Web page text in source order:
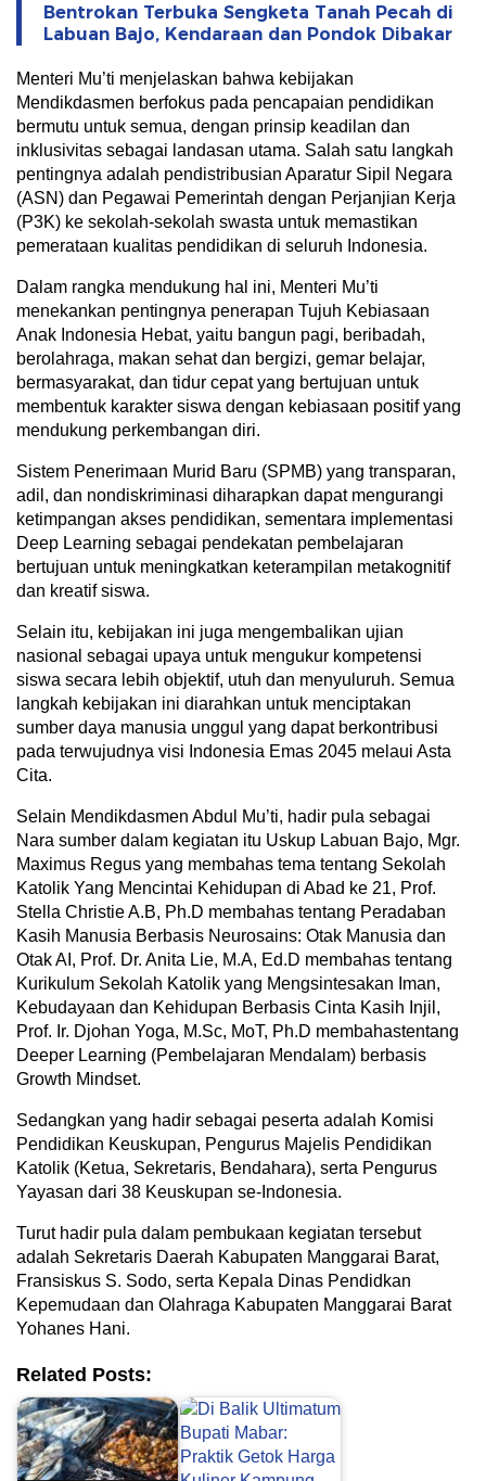
Bentrokan Terbuka Sengketa Tanah Pecah di
Labuan Bajo, Kendaraan dan Pondok Dibakar
Menteri Mu’ti menjelaskan bahwa kebijakan
Mendikdasmen berfokus pada pencapaian pendidikan
bermutu untuk semua, dengan prinsip keadilan dan
inklusivitas sebagai landasan utama. Salah satu langkah
pentingnya adalah pendistribusian Aparatur Sipil Negara
(ASN) dan Pegawai Pemerintah dengan Perjanjian Kerja
(P3K) ke sekolah-sekolah swasta untuk memastikan
pemerataan kualitas pendidikan di seluruh Indonesia.
Dalam rangka mendukung hal ini, Menteri Mu’ti
menekankan pentingnya penerapan Tujuh Kebiasaan
Anak Indonesia Hebat, yaitu bangun pagi, beribadah,
berolahraga, makan sehat dan bergizi, gemar belajar,
bermasyarakat, dan tidur cepat yang bertujuan untuk
membentuk karakter siswa dengan kebiasaan positif yang
mendukung perkembangan diri.
Sistem Penerimaan Murid Baru (SPMB) yang transparan,
adil, dan nondiskriminasi diharapkan dapat mengurangi
ketimpangan akses pendidikan, sementara implementasi
Deep Learning sebagai pendekatan pembelajaran
bertujuan untuk meningkatkan keterampilan metakognitif
dan kreatif siswa.
Selain itu, kebijakan ini juga mengembalikan ujian
nasional sebagai upaya untuk mengukur kompetensi
siswa secara lebih objektif, utuh dan menyuluruh. Semua
langkah kebijakan ini diarahkan untuk menciptakan
sumber daya manusia unggul yang dapat berkontribusi
pada terwujudnya visi Indonesia Emas 2045 melaui Asta
Cita.
Selain Mendikdasmen Abdul Mu’ti, hadir pula sebagai
Nara sumber dalam kegiatan itu Uskup Labuan Bajo, Mgr.
Maximus Regus yang membahas tema tentang Sekolah
Katolik Yang Mencintai Kehidupan di Abad ke 21, Prof.
Stella Christie A.B, Ph.D membahas tentang Peradaban
Kasih Manusia Berbasis Neurosains: Otak Manusia dan
Otak AI, Prof. Dr. Anita Lie, M.A, Ed.D membahas tentang
Kurikulum Sekolah Katolik yang Mengsintesakan Iman,
Kebudayaan dan Kehidupan Berbasis Cinta Kasih Injil,
Prof. Ir. Djohan Yoga, M.Sc, MoT, Ph.D membahastentang
Deeper Learning (Pembelajaran Mendalam) berbasis
Growth Mindset.
Sedangkan yang hadir sebagai peserta adalah Komisi
Pendidikan Keuskupan, Pengurus Majelis Pendidikan
Katolik (Ketua, Sekretaris, Bendahara), serta Pengurus
Yayasan dari 38 Keuskupan se-Indonesia.
Turut hadir pula dalam pembukaan kegiatan tersebut
adalah Sekretaris Daerah Kabupaten Manggarai Barat,
Fransiskus S. Sodo, serta Kepala Dinas Pendidkan
Kepemudaan dan Olahraga Kabupaten Manggarai Barat
Yohanes Hani.
Related Posts: